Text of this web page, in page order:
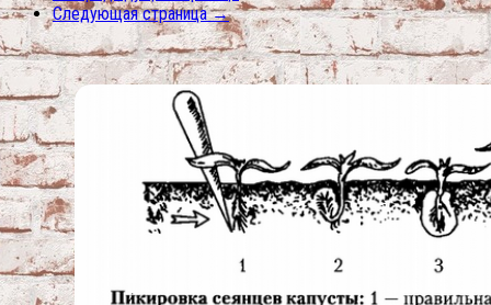
Следующая страница →